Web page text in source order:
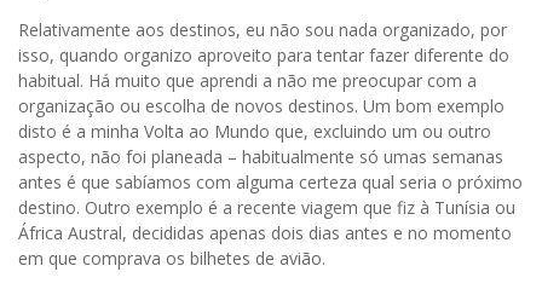
Relativamente aos destinos, eu não sou nada organizado, por
isso, quando organizo aproveito para tentar fazer diferente do
habitual. Há muito que aprendi a não me preocupar com a
organização ou escolha de novos destinos. Um bom exemplo
disto é a minha Volta ao Mundo que, excluindo um ou outro
aspecto, não foi planeada – habitualmente só umas semanas
antes é que sabíamos com alguma certeza qual seria o próximo
destino. Outro exemplo é a recente viagem que fiz à Tunísia ou
África Austral, decididas apenas dois dias antes e no momento
em que comprava os bilhetes de avião.